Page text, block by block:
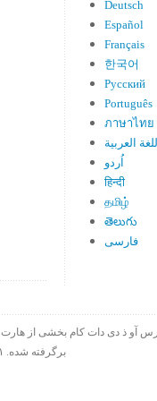
Deutsch
Español
Français
한국어
Русский
Português
ภาษาไทย
العربية
اُردو
हिन्दी
தமிழ்
తెలుగు
فارسی
برگرفته شده. ۱۹۷۳٬۱۹۷۸٬۱۹۸۴٬۲۰۱۱ بوسیله شرکت الحاقی بیبلیکا. تمام حقوق چاپ در سراسر جهان محفوظ است